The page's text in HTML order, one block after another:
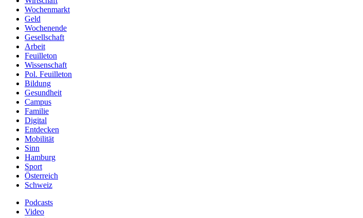
Wochenmarkt
Geld
Wochenende
Gesellschaft
Arbeit
Feuilleton
Wissenschaft
Pol. Feuilleton
Bildung
Gesundheit
Campus
Familie
Digital
Entdecken
Mobilität
Sinn
Hamburg
Sport
Österreich
Schweiz
Podcasts
Video